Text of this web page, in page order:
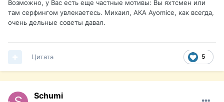
Возможно, у Вас есть еще частные мотивы: Вы яхтсмен или
там серфингом увлекаетесь. Михаил, АКА Ayomice, как всегда,
очень дельные советы давал.
5
Цитата
Schumi